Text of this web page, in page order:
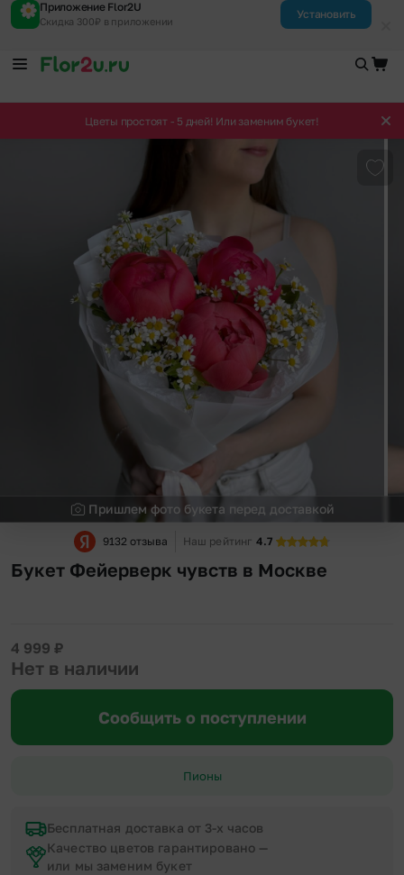
Приложение Flor2U
Скидка 300₽ в приложении
Установить
Цветы простоят - 5 дней! Или заменим букет!
Пришлем фото букета перед доставкой
9132 отзыва Наш рейтинг 4.7
Букет Фейерверк чувств в Москве
4 999 ₽
Нет в наличии
Сообщить о поступлении
Пионы
Бесплатная доставка от 3-х часов
Качество цветов гарантировано —
или мы заменим букет